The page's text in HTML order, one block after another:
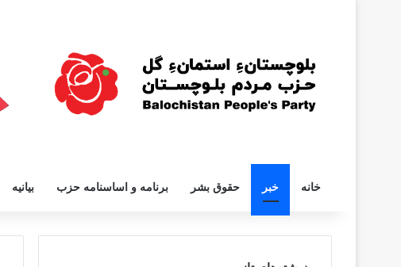
خانه خبر حقوق بشر برنامه و اساسنامه حزب بیانیه